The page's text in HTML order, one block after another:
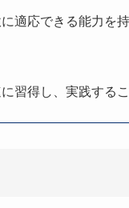
適応できる能力を持
習得し、実践する